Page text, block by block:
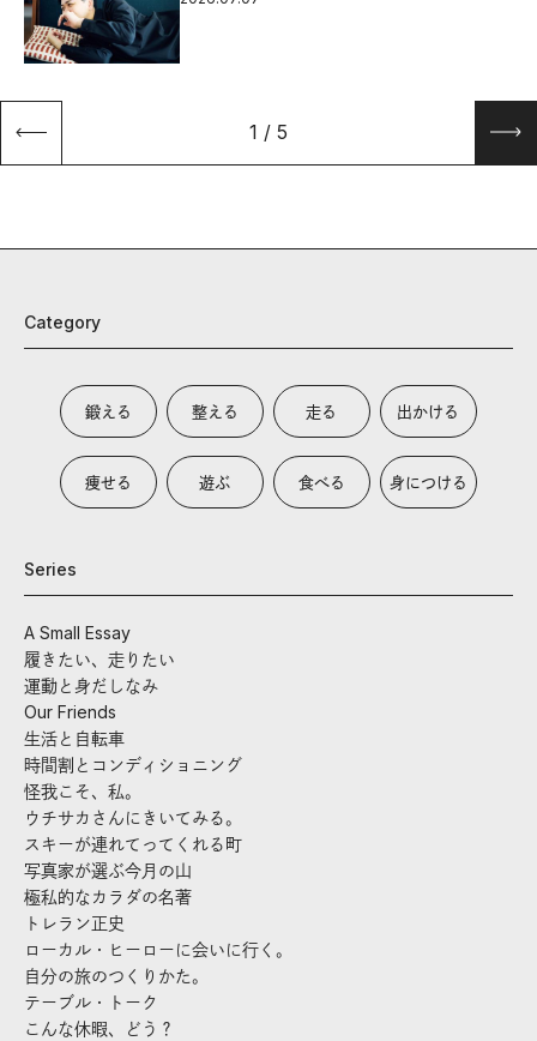
1 / 5
Category
鍛える 整える 走る 出かける
痩せる 遊ぶ 食べる 身につける
Series
A Small Essay
履きたい、走りたい
運動と身だしなみ
Our Friends
生活と自転車
時間割とコンディショニング
怪我こそ、私。
ウチサカさんにきいてみる。
スキーが連れてってくれる町
写真家が選ぶ今月の山
極私的なカラダの名著
トレラン正史
ローカル・ヒーローに会いに行く。
自分の旅のつくりかた。
テーブル・トーク
こんな休暇、どう？